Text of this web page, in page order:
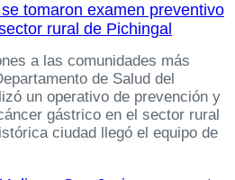
tomaron examen preventivo
rural de Pichingal
a las comunidades más
de Salud del
un operativo de prevención y
gástrico en el sector rural
ciudad llegó el equipo de